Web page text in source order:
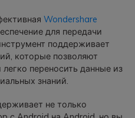
Wondershare
для передачи
поддерживает
которые позволяют
переносить данные из
знаний.
не только